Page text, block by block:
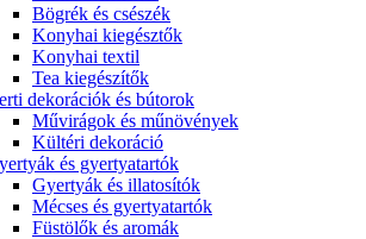
Bögrék és csészék
Konyhai kiegésztők
Konyhai textil
Tea kiegészítők
dekorációk és bútorok
Művirágok és műnövények
Kültéri dekoráció
és gyertyatartók
Gyertyák és illatosítók
Mécses és gyertyatartók
Füstölők és aromák